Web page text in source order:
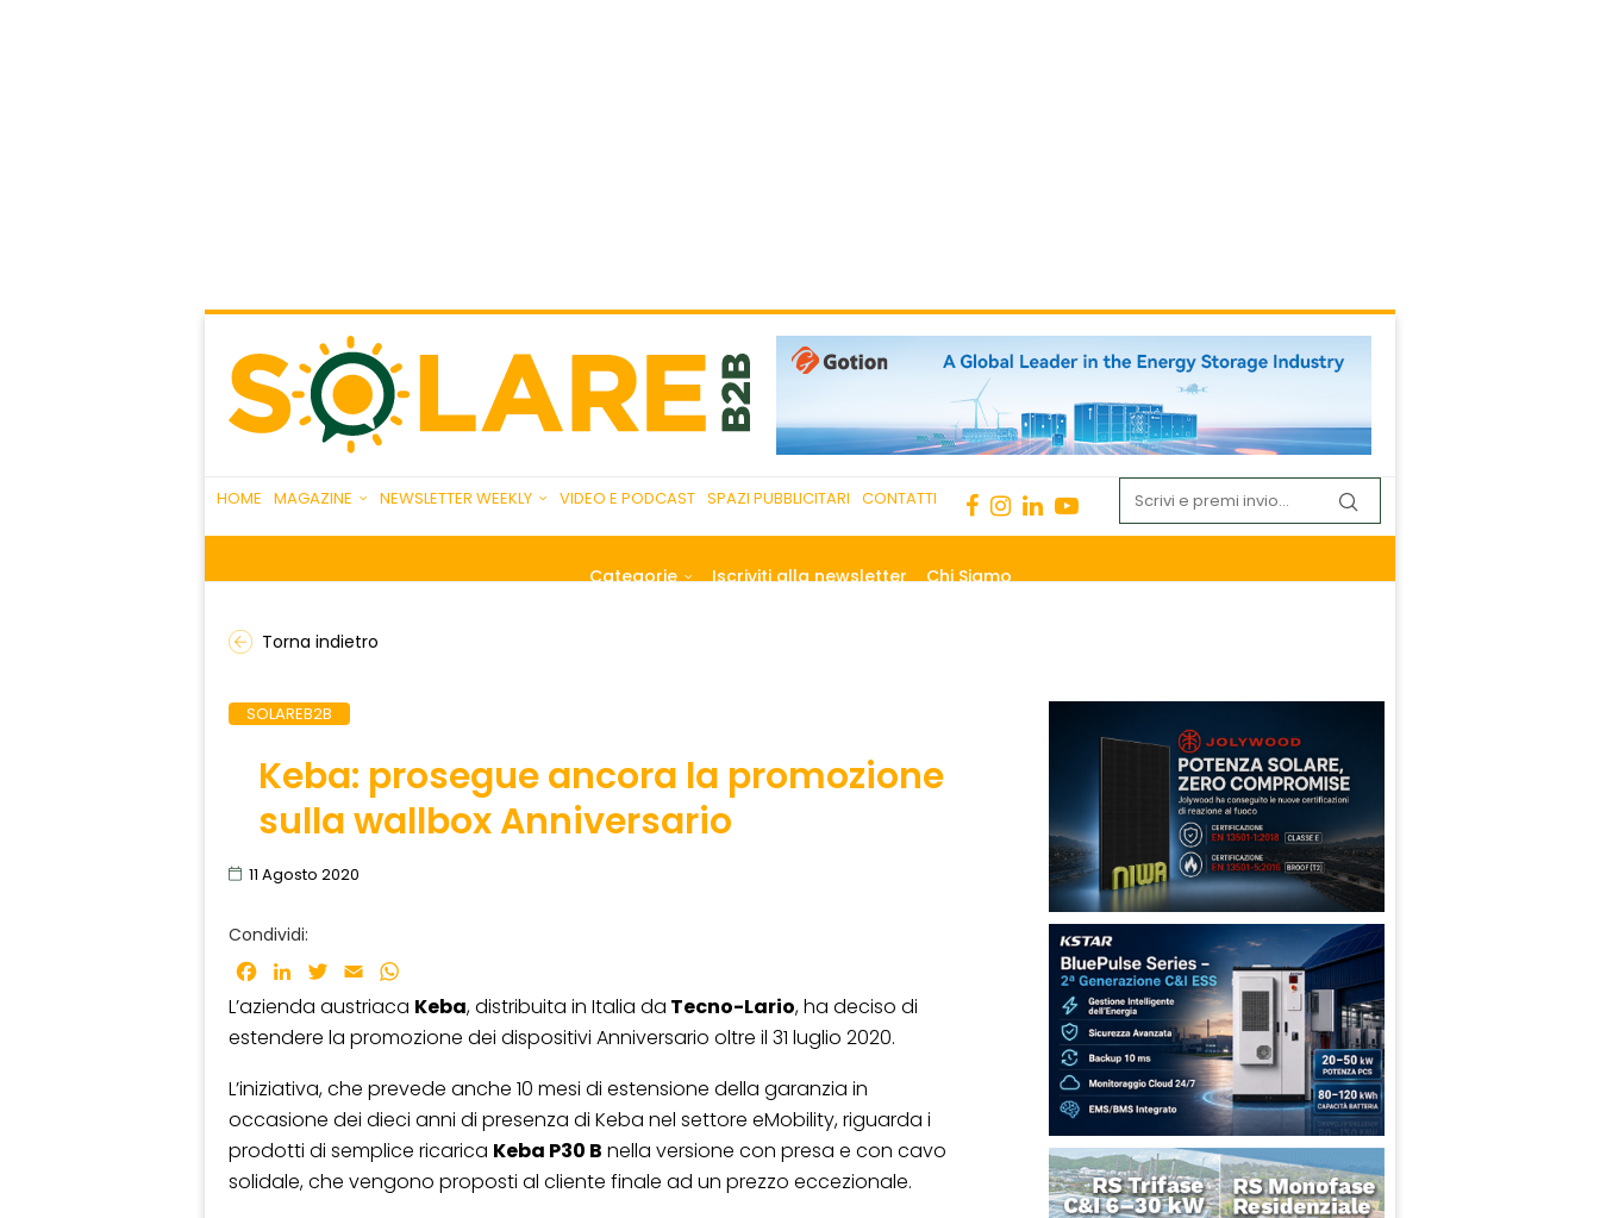
HOME MAGAZINE NEWSLETTER WEEKLY VIDEO E PODCAST SPAZI PUBBLICITARI CONTATTI
Categorie Iscriviti alla newsletter Chi Siamo
Torna indietro
SOLAREB2B
Keba: prosegue ancora la promozione
sulla wallbox Anniversario
11 Agosto 2020
Condividi:
Facebook
LinkedInTwitter
Email
L’azienda austriaca Keba, distribuita in Italia da Tecno-Lario, ha deciso di
estendere la promozione dei dispositivi Anniversario oltre il 31 luglio 2020.
L’iniziativa, che prevede anche 10 mesi di estensione della garanzia in
occasione dei dieci anni di presenza di Keba nel settore eMobility, riguarda i
prodotti di semplice ricarica Keba P30 B nella versione con presa e con cavo
solidale, che vengono proposti al cliente finale ad un prezzo eccezionale.